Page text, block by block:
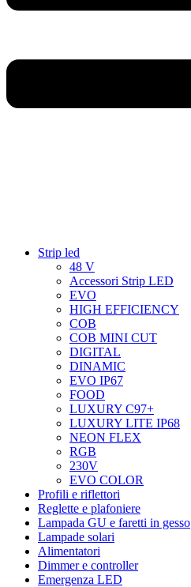
Strip led
48 V
Accessori Strip LED
EVO
HIGH EFFICIENCY
COB
COB MINI CUT
DIGITAL
DINAMIC
EVO IP67
FOOD
LUXURY C97+
LUXURY LITE IP68
NEON FLEX
RGB
230V
EVO COLOR
Profili e riflettori
Reglette e plafoniere
Lampada GU e faretti in gesso
Lampade solari
Alimentatori
Dimmer e controller
Emergenza LED